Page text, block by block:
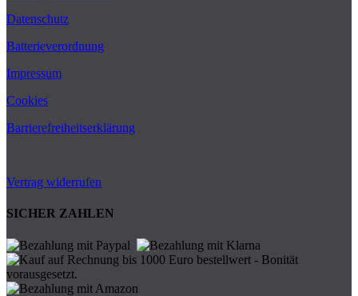
Datenschutz
Batterieverordnung
Impressum
Cookies
Barrierefreiheitserklärung
Vertrag widerrufen
SICHER ZAHLEN